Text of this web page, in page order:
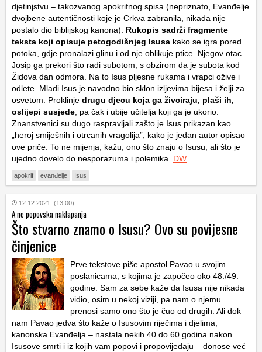
djetinjstvu – takozvanog apokrifnog spisa (nepriznato, Evanđelje
dvojbene autentičnosti koje je Crkva zabranila, nikada nije
postalo dio biblijskog kanona).
Rukopis sadrži fragmente
teksta koji opisuje petogodišnjeg Isusa kako se igra pored
potoka, gdje pronalazi glinu i od nje oblikuje ptice. Njegov otac
Josip ga prekori što radi subotom, s obzirom da je subota kod
Židova dan odmora. Na to Isus pljesne rukama i vrapci ožive i
odlete. Mladi Isus je navodno bio sklon izljevima bijesa i želji za
osvetom. Proklinje drugu djecu koja ga živciraju, plaši ih,
oslijepi susjede , pa čak i ubije učitelja koji ga je ukorio.
Znanstvenici su dugo raspravljali zašto je Isus prikazan kao
„heroj smiješnih i otrcanih vragolija”, kako je jedan autor opisao
ove priče. To ne mijenja, kažu, ono što znaju o Isusu, ali što je
ujedno dovelo do nesporazuma i polemika. DW
apokrif evanđelje Isus
12.12.2021. (13:00)
A ne popovska naklapanja
Što stvarno znamo o Isusu? Ovo su povijesne
činjenice
Prve tekstove piše apostol Pavao u svojim
poslanicama, s kojima je započeo oko 48./49.
godine. Sam za sebe kaže da Isusa nije nikada
vidio, osim u nekoj viziji, pa nam o njemu
prenosi samo ono što je čuo od drugih. Ali dok
nam Pavao jedva što kaže o Isusovim riječima i djelima,
kanonska Evanđelja – nastala nekih 40 do 60 godina nakon
Isusove smrti i iz kojih vam popovi i propovijedaju – donose već